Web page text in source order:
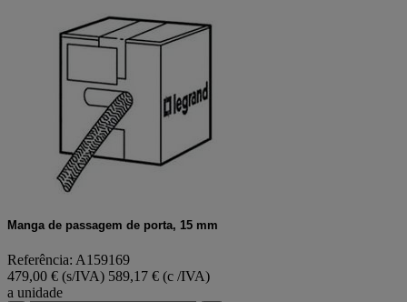
Manga de passagem de porta, 15 mm
Referência: A159169
479,00 € (s/IVA) 589,17 € (c /IVA)
a unidade